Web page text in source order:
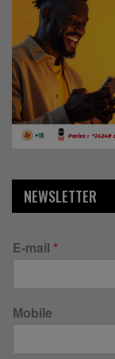
NEWSLETTER
E-mail *
Mobile